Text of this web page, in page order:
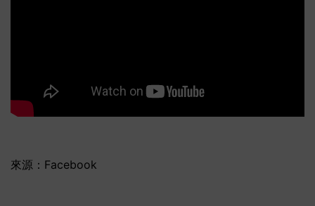
來源：Facebook